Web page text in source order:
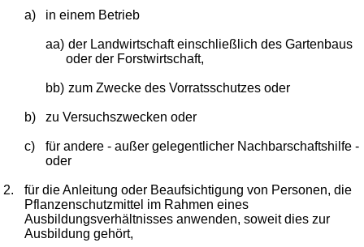
a) in einem Betrieb
aa) der Landwirtschaft einschließlich des Gartenbaus
oder der Forstwirtschaft,
bb) zum Zwecke des Vorratsschutzes oder
b) zu Versuchszwecken oder
c)
für andere - außer gelegentlicher Nachbarschaftshilfe -
oder
2.
für die Anleitung oder Beaufsichtigung von Personen, die
Pflanzenschutzmittel im Rahmen eines
Ausbildungsverhältnisses anwenden, soweit dies zur
Ausbildung gehört,